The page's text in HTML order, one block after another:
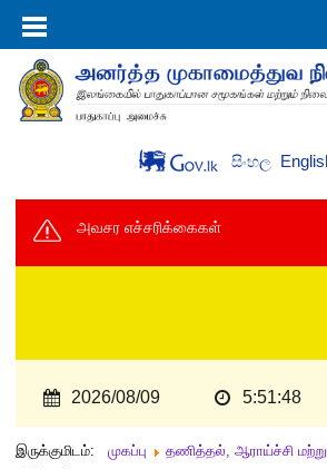
සිංහල
அவசர எச்சரிக்கைகள்
2026/08/09 5:51:48
இருக்குமிடம்: முகப்பு
தணித்தல், ஆராய்ச்சி